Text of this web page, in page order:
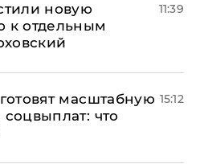
новую
к отдельным
11:39
масштабную
что
15:12